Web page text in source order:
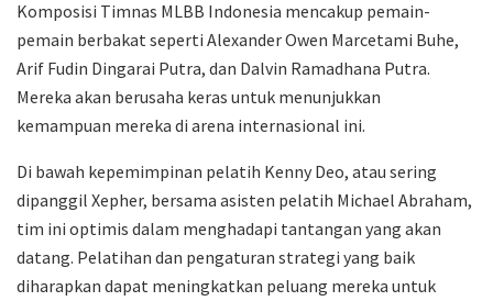
Komposisi Timnas MLBB Indonesia mencakup pemain-
pemain berbakat seperti Alexander Owen Marcetami Buhe,
Arif Fudin Dingarai Putra, dan Dalvin Ramadhana Putra.
Mereka akan berusaha keras untuk menunjukkan
kemampuan mereka di arena internasional ini.
Di bawah kepemimpinan pelatih Kenny Deo, atau sering
dipanggil Xepher, bersama asisten pelatih Michael Abraham,
tim ini optimis dalam menghadapi tantangan yang akan
datang. Pelatihan dan pengaturan strategi yang baik
diharapkan dapat meningkatkan peluang mereka untuk